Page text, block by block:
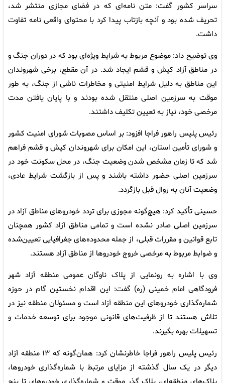
سراسر کشور گفت: متن نامه‌ای که در فضای مجازی منتشر شد،
تحریف شده بود و آنچه بازتاب پیدا کرد با محتوای واقعی نامه تفاوت
داشت.
وی توضیح داد: موضوع مربوط به شرایط ویژه‌ای بود که در دوران جنگ و
در مناطق آزاد کیش و قشم ایجاد شد. در آن مقطع، برخی شهروندان
این مناطق به دلیل شرایط امنیتی و مخاطرات ناشی از جنگ، به طور
موقت به سرزمین اصلی منتقل شده بودند و با پایان یافتن مدت
مرخصی خود، نیاز به تعیین تکلیف داشتند.
رئیس پلیس راهور فراجا افزود: بر اساس مصوبات شورای امنیت کشور
و شورای تأمین استان، این امکان برای شهروندان کیش و قشم فراهم
شد که تا زمان مشخص شدن وضعیت جنگ، در محل سکونت خود در
سرزمین اصلی حضور داشته باشند و پس از بازگشت شرایط عادی،
وضعیت آنان به روال قبل بازگردد.
حسینی تأکید کرد: هیچ‌گونه مجوزی برای تردد خودرو‌های مناطق آزاد در
سرزمین اصلی صادر نشده است و تمامی مناطق آزاد کشور همچنان
تابع قوانین و مقررات قبلی، از جمله محدوده‌های جغرافیایی تعیین‌شده
و ضوابط مربوط به مرخصی خروج خودرو‌ها از مناطق آزاد هستند.
وی با اشاره به رونمایی از پلاک ناوگان عمومی منطقه آزاد شهر
فرودگاهی امام خمینی (ره) گفت: این اقدام نخستین گام در حوزه
شماره‌گذاری خودرو‌های این منطقه آزاد است و مسئولان منطقه نیز در
تلاش هستند تا از ظرفیت‌های قانونی موجود برای توسعه خدمات و
تسهیلات بهره بگیرند.
رئیس پلیس راهور فراجا خاطرنشان کرد: همان‌گونه که ۱۳ منطقه آزاد
دیگر در یک سال گذشته از مزایای مرتبط با شماره‌گذاری خودروها،